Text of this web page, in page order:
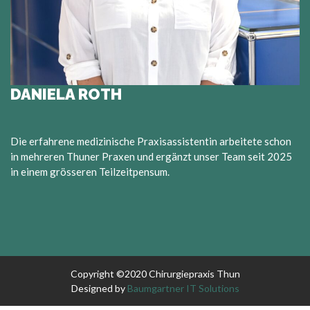
DANIELA ROTH
Die erfahrene medizinische Praxisassistentin arbeitete schon
in mehreren Thuner Praxen und ergänzt unser Team seit 2025
in einem grösseren Teilzeitpensum.
Copyright ©2020 Chirurgiepraxis Thun
Designed by Baumgartner IT Solutions